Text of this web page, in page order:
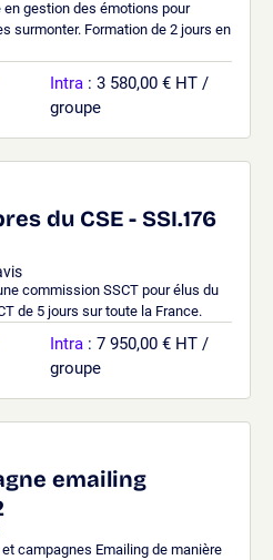
gestion des émotions pour
surmonter. Formation de 2 jours en
Intra : 3 580,00 € HT /
groupe
du CSE - SSI.176
commission SSCT pour élus du
de 5 jours sur toute la France.
Intra : 7 950,00 € HT /
groupe
emailing
campagnes Emailing de manière